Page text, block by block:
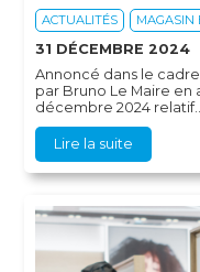
ACTUALITÉS MAGASIN
31 DÉCEMBRE 2024
Annoncé dans le
par Bruno Le Maire en
décembre 2024
Lire la suite